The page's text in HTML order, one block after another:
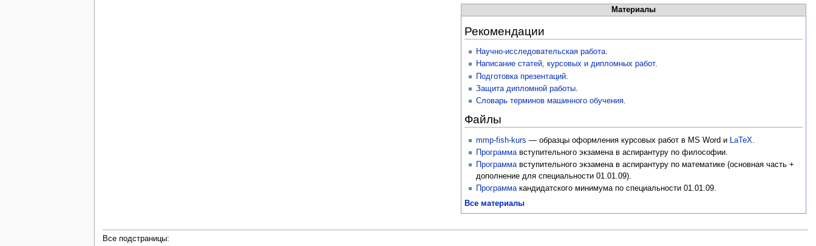
Материалы
Рекомендации
Научно-исследовательская работа.
Написание статей, курсовых и дипломных работ.
Подготовка презентаций.
Защита дипломной работы.
Словарь терминов машинного обучения.
Файлы
mmp-fish-kurs — образцы оформления курсовых работ в MS Word и LaTeX
Программавступительного экзамена в аспирантуру по философии.
Программавступительного экзамена в аспирантуру по математике (основная часть +
дополнение для специальности 01.01.09).
Программакандидатского минимума по специальности 01.01.09.
Все материалы
Все подстраницы: